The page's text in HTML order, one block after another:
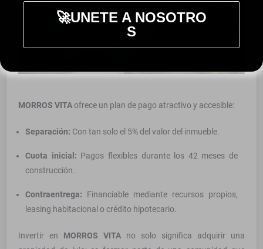
MORROS VITAofrece un plan de pago atractivo y accesible:
Separación: Con tan solo el 5% del valor del inmueble.
Cuota inicial: Pagos flexibles durante los 42 meses de
construcción.
Contraentrega: Financiable mediante recursos propios,
leasing habitacional o crédito hipotecario.
Invertir en MORROS VITA no solo significa adquirir una
🚀UNETE A NOSOTRO
S